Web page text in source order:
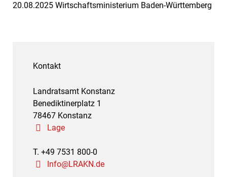
20.08.2025 Wirtschaftsministerium Baden-Württemberg
Kontakt
Landratsamt Konstanz
Benediktinerplatz 1
78467 Konstanz
Lage
T. +49 7531 800-0
Info@LRAKN.de